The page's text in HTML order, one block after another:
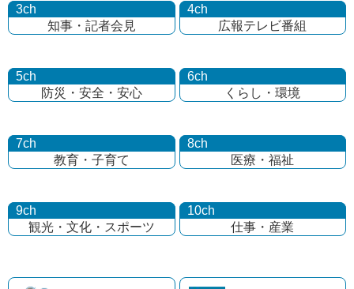
3ch
知事・記者会見
4ch
広報テレビ番組
5ch
防災・安全・安心
6ch
くらし・環境
7ch
教育・子育て
8ch
医療・福祉
9ch
観光・文化・ スポーツ
10ch
仕事・産業